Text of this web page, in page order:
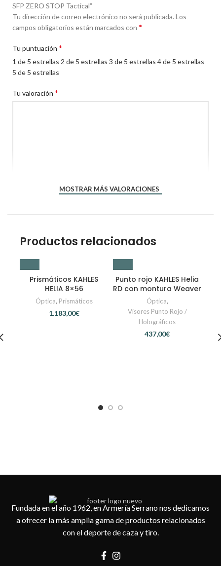
SFP ZERO STOP Tactical”
Tu dirección de correo electrónico no será publicada.Los
campos obligatorios están marcados con *
Tu puntuación *
1 de 5 estrellas 2 de 5 estrellas 3 de 5 estrellas 4 de 5 estrellas
5 de 5 estrellas
Tu valoración *
MOSTRAR MÁS VALORACIONES
Productos relacionados
Prismáticos KAHLES
HELIA 8×56
Óptica, Prismáticos
€
Punto rojo KAHLES Helia
RD con montura Weaver
Óptica,
Visores Punto Rojo /
Holográficos
€
Fundada en el año 1962, en Armería Serrano nos dedicamos
a ofrecer la más amplia gama de productos relacionados
con el deporte de caza y tiro.